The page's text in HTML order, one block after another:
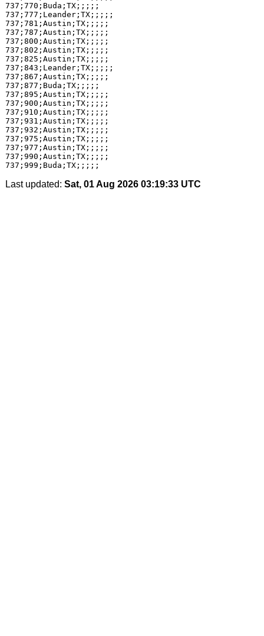
Last updated: Sat, 01 Aug 2026 03:19:33 UTC